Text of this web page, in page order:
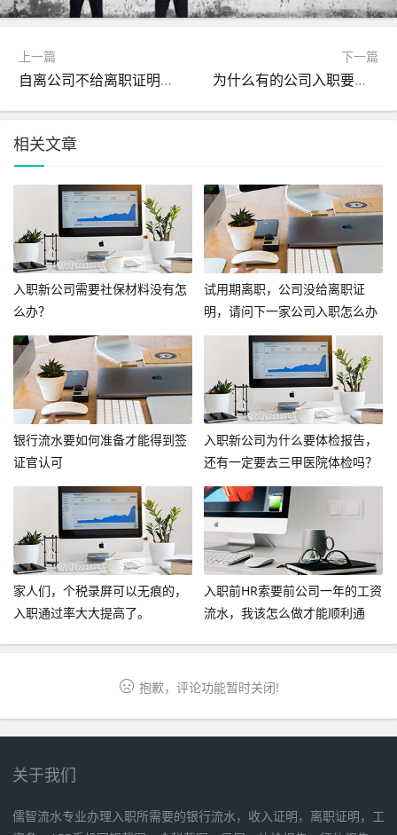
上一篇
自离公司不给离职证明怎么办?
下一篇
为什么有的公司入职要求提供收入证明?
相关文章
入职新公司需要社保材料没有怎
么办？
试用期离职，公司没给离职证
明，请问下一家公司入职怎么办
呢？
银行流水要如何准备才能得到签
证官认可
入职新公司为什么要体检报告，
还有一定要去三甲医院体检吗？
家人们，个税录屏可以无痕的，
入职通过率大大提高了。
入职前HR索要前公司一年的工资
流水，我该怎么做才能顺利通
抱歉，评论功能暂时关闭!
关于我们
儒智流水专业办理入职所需要的银行流水，收入证明，离职证明，工